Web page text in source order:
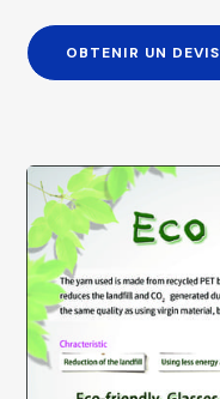
OBTENIR UN DEVIS